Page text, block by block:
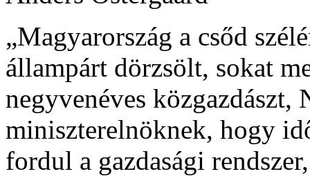
„Magyarország a csőd
állampárt dörzsölt, sokat
negyvenéves
miniszterelnöknek, hogy
fordul a gazdasági